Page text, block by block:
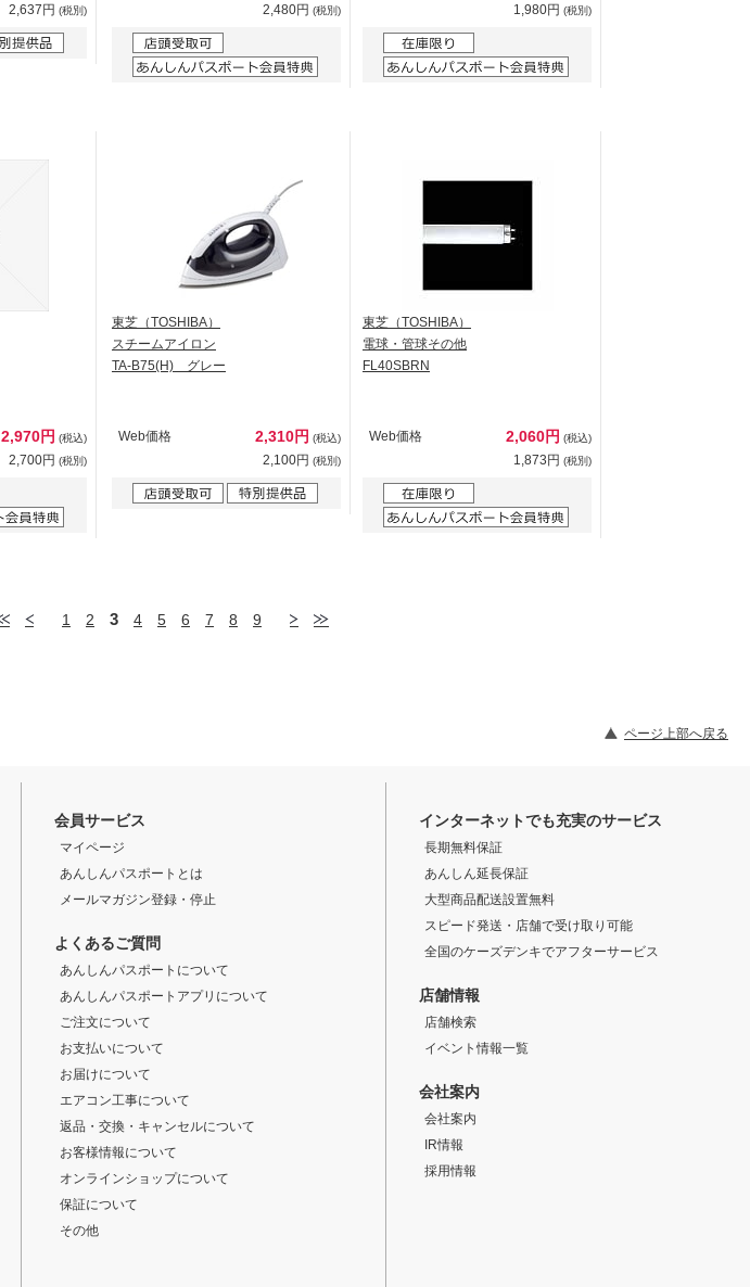
2,637円 (税別) 2,480円 (税別) 1,980円 (税別)
2,970円 (税込)
2,700円 (税別)
東芝（TOSHIBA）
スチームアイロン
TA-B75(H) グレー
Web価格 2,310円 (税込)
2,100円 (税別)
東芝（TOSHIBA）
電球・管球その他
FL40SBRN
Web価格 2,060円 (税込)
1,873円 (税別)
1 2 3 4 5 6 7 8 9
ページ上部へ戻る
会員サービス
マイページ
あんしんパスポートとは
メールマガジン登録・停止
よくあるご質問
あんしんパスポートについて
あんしんパスポートアプリについて
ご注文について
お支払いについて
お届けについて
エアコン工事について
返品・交換・キャンセルについて
お客様情報について
オンラインショップについて
保証について
その他
インターネットでも充実のサービス
長期無料保証
あんしん延長保証
大型商品配送設置無料
スピード発送・店舗で受け取り可能
全国のケーズデンキでアフターサービス
店舗情報
店舗検索
イベント情報一覧
会社案内
会社案内
IR情報
採用情報